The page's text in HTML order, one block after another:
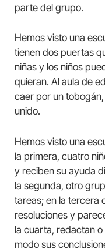
parte del grupo.
Hemos visto una
tienen dos puertas
niñas y los niños
quieran. Al aula de
caer por un
unido.
Hemos visto una
la primera, cuatro
y reciben su ayuda
la segunda, otro
tareas; en la tercera
resoluciones y
la cuarta, redactan
modo sus